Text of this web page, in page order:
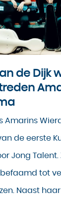
de Dijk
Amarins
de eerste
Jong
tot
Naast